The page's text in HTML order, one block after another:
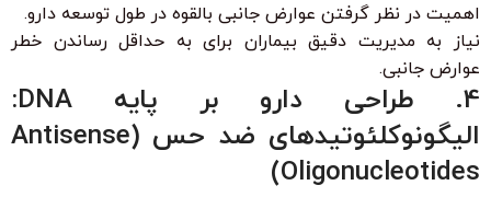
اهمیت در نظر گرفتن عوارض جانبی بالقوه در طول توسعه دارو.
نیاز به مدیریت دقیق بیماران برای به حداقل رساندن خطر
عوارض جانبی.
4. طراحی دارو بر پایه DNA:
الیگونوکلئوتیدهای ضد حس (Antisense
Oligonucleotides)